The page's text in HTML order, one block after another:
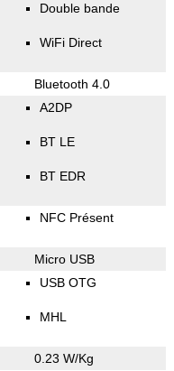
Double bande
WiFi Direct
Bluetooth 4.0
A2DP
BT LE
BT EDR
NFC Présent
Micro USB
USB OTG
MHL
0.23 W/Kg